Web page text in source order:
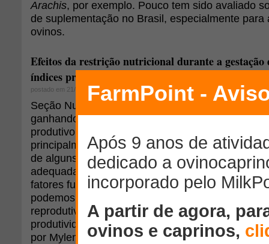
Arachis, por exemplo. Pouco tem sido avaliado
de suplementação no Brasil, especialmente para
ovinos.
Efeitos da restrição nutricional durante a gestação
índices produtivos do rebanho - Parte I de III
postado em 21/11/2014
Seção Nutrição: "O consumo de carne ovina
ganhando destaque no Brasil, porém, por
produtivo, 50% da carne produzida aqui é
principalmente do Uruguai. Com isso, torna-se
de alguns pontos ainda falhos para que a
adequada e autossustentável dentro do nosso
fatores fundamentais para uma produção de
podemos destacar uma correta nutrição, em
reprodutivos, uma vez que estas influenciarão
produtividade do rebanho e consequentemente
por Mylena Taborda Piquera Peres e Juliana